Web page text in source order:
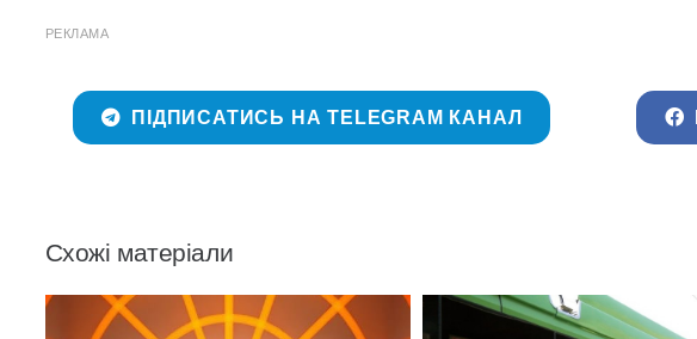
РЕКЛАМА
ПІДПИСАТИСЬ НА TELEGRAM КАНАЛ
Схожі матеріали